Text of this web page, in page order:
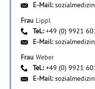
E-Mail:
Frau Lippl
Tel.:+49 (0) 9921
E-Mail:
Frau Weber
Tel.:+49 (0) 9921
E-Mail: